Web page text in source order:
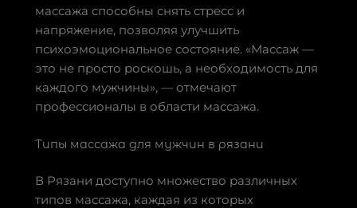
массажа способны снять стресс и
напряжение, позволяя улучшить
психоэмоциональное состояние. «Массаж —
это не просто роскошь, а необходимость для
каждого мужчины», — отмечают
профессионалы в области массажа.
Типы массажа для мужчин в рязани
В Рязани доступно множество различных
типов массажа, каждая из которых